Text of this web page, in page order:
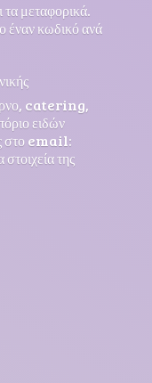
μεταφορικά.
έναν κωδικό ανά
catering,
ειδών
στο email:
στοιχεία της